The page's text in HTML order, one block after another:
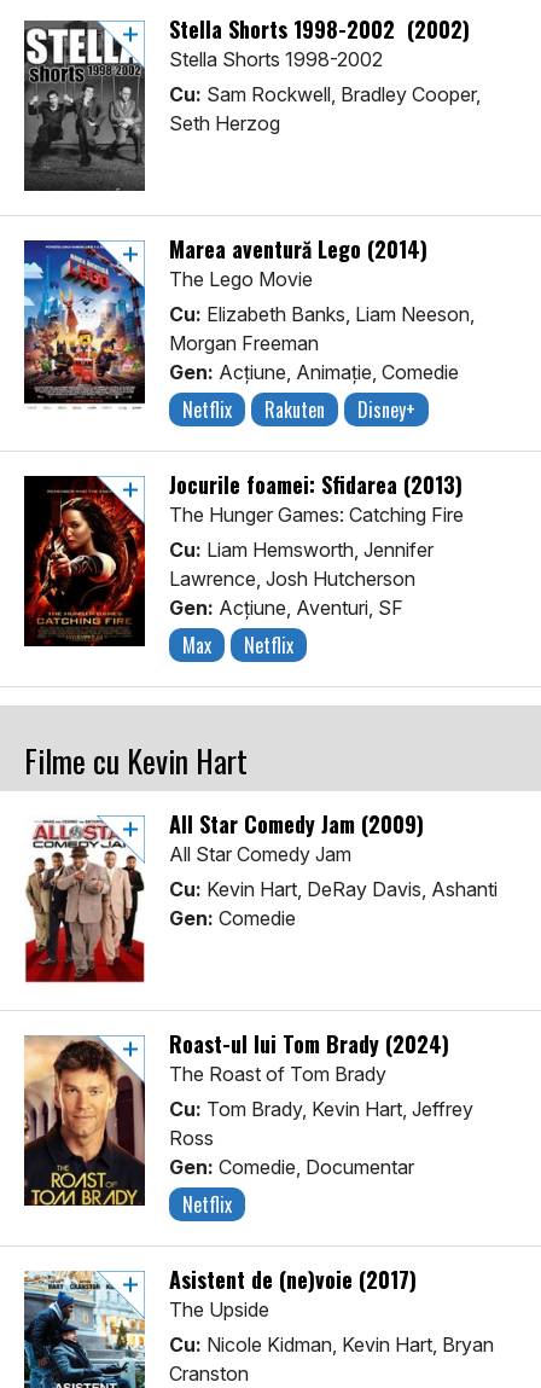
Stella Shorts 1998-2002 (2002)
Stella Shorts 1998-2002
Cu: Sam Rockwell, Bradley Cooper,
Seth Herzog
Marea aventură Lego (2014)
The Lego Movie
Cu: Elizabeth Banks, Liam Neeson,
Morgan Freeman
Gen: Acţiune, Animaţie, Comedie
Netflix Rakuten Disney+
Jocurile foamei: Sfidarea (2013)
The Hunger Games: Catching Fire
Cu: Liam Hemsworth, Jennifer
Lawrence, Josh Hutcherson
Gen: Acţiune, Aventuri, SF
Max Netflix
Filme cu Kevin Hart
All Star Comedy Jam (2009)
All Star Comedy Jam
Cu: Kevin Hart, DeRay Davis, Ashanti
Gen: Comedie
Roast-ul lui Tom Brady (2024)
The Roast of Tom Brady
Cu: Tom Brady, Kevin Hart, Jeffrey
Ross
Gen: Comedie, Documentar
Netflix
Asistent de (ne)voie (2017)
The Upside
Cu: Nicole Kidman, Kevin Hart, Bryan
Cranston